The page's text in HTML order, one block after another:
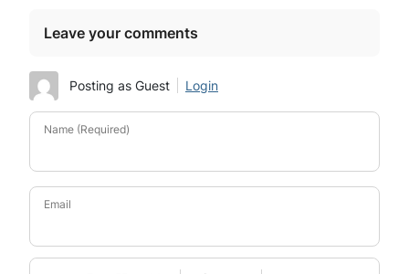
Leave your comments
Posting as Guest Login
Name (Required)
Email